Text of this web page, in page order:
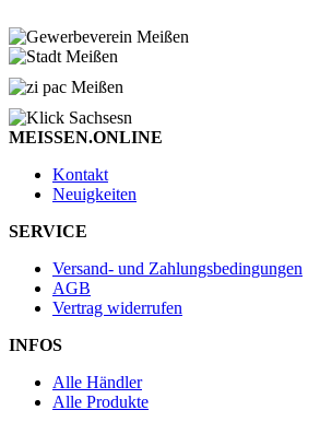
MEISSEN.ONLINE
Kontakt
Neuigkeiten
SERVICE
Versand- und Zahlungsbedingungen
AGB
Vertrag widerrufen
INFOS
Alle Händler
Alle Produkte